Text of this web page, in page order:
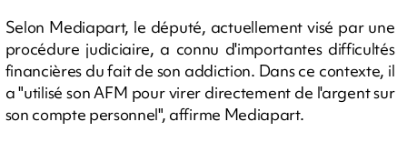
Selon Mediapart, le député, actuellement visé par une
procédure judiciaire, a connu d'importantes difficultés
financières du fait de son addiction. Dans ce contexte, il
a "utilisé son AFM pour virer directement de l'argent sur
son compte personnel", affirme Mediapart.